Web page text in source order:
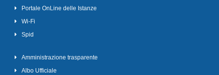
Portale OnLine delle Istanze
Wi-Fi
Spid
Amministrazione trasparente
Albo Ufficiale